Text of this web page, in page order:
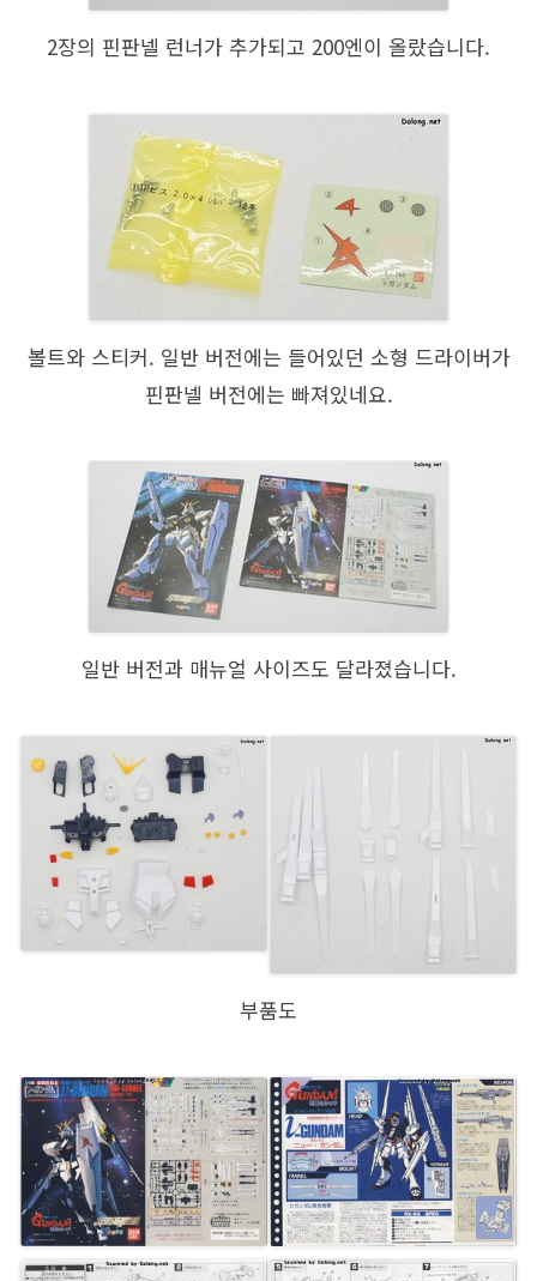
2장의 핀판넬 런너가 추가되고 200엔이 올랐습니다.
볼트와 스티커. 일반 버전에는 들어있던 소형 드라이버가
핀판넬 버전에는 빠져있네요.
일반 버전과 매뉴얼 사이즈도 달라졌습니다.
부품도